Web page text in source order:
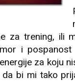
za trening, ili
i
za koju
bi mi tako